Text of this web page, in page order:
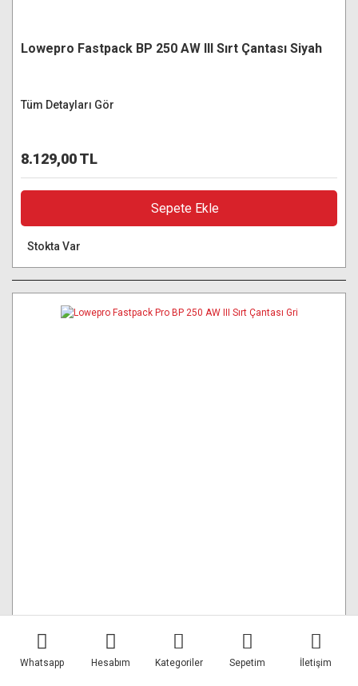
Lowepro Fastpack BP 250 AW III Sırt Çantası Siyah
Tüm Detayları Gör
8.129,00 TL
Sepete Ekle
Stokta Var
Lowepro Fastpack Pro BP 250 AW III Sırt Çantası Gri
Whatsapp Hesabım Kategoriler Sepetim İletişim